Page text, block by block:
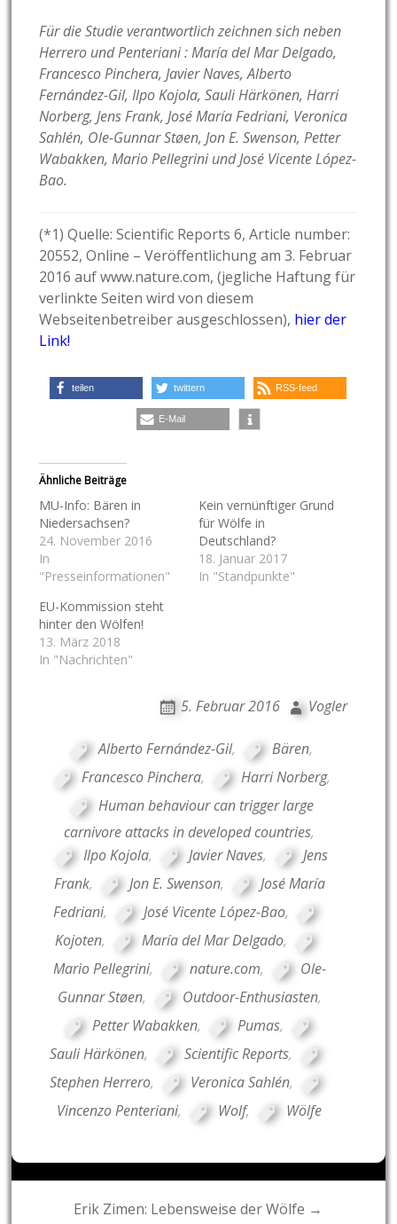
Für die Studie verantwortlich zeichnen sich neben
Herrero und Penteriani : María del Mar Delgado,
Francesco Pinchera, Javier Naves, Alberto
Fernández-Gil, Ilpo Kojola, Sauli Härkönen, Harri
Norberg, Jens Frank, José María Fedriani, Veronica
Sahlén, Ole-Gunnar Støen, Jon E. Swenson, Petter
Wabakken, Mario Pellegrini und José Vicente López-
Bao.
(*1) Quelle: Scientific Reports 6, Article number:
20552, Online – Veröffentlichung am 3. Februar
2016 auf www.nature.com, (jegliche Haftung für
verlinkte Seiten wird von diesem
Webseitenbetreiber ausgeschlossen), hier der
Link!
teilen twittern RSS-feed
E-Mail
Ähnliche Beiträge
MU-Info: Bären in
Niedersachsen?
24. November 2016
In
"Presseinformationen"
Kein vernünftiger Grund
für Wölfe in
Deutschland?
18. Januar 2017
In "Standpunkte"
EU-Kommission steht
hinter den Wölfen!
13. März 2018
In "Nachrichten"
5. Februar 2016 Vogler
Alberto Fernández-Gil, Bären,
Francesco Pinchera, Harri Norberg,
Human behaviour can trigger large
carnivore attacks in developed countries,
Ilpo Kojola, Javier Naves,
Jens
Frank, Jon E. Swenson,
José María
Fedriani, José Vicente López-Bao,
Kojoten, María del Mar Delgado,
Mario Pellegrini, nature.com,
Ole-
Gunnar Støen, Outdoor-Enthusiasten,
Petter Wabakken, Pumas,
Sauli Härkönen, Scientific Reports,
Stephen Herrero, Veronica Sahlén,
Vincenzo Penteriani, Wolf, Wölfe
PostErik Zimen: Lebensweise der Wölfe →